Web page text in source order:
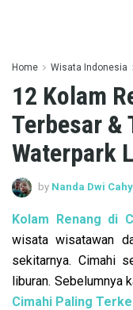
Home Wisata Indonesia
12 Kolam
Terbesar &
Waterpark
by Nanda Dwi
Kolam Renang di
wisata wisatawan
sekitarnya. Cimahi
liburan. Sebelumnya
Cimahi Paling